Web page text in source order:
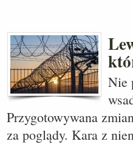
Nie
Przygotowywana
za poglądy. Kara z